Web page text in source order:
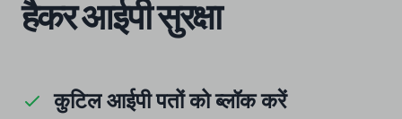
हैकर आईपी सुरक्षा
कुटिल आईपी पतों को ब्लॉक करें